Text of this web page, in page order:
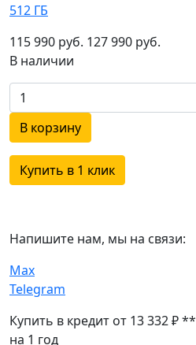
512 ГБ
115 990 руб. 127 990 руб.
В наличии
В корзину
Купить в 1 клик
Напишите нам, мы на связи:
Max
Telegram
Купить в кредит от 13 332 ₽**
на 1 год